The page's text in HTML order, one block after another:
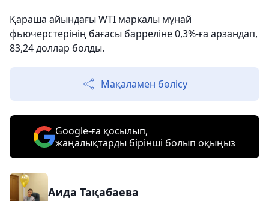
Қараша айындағы WTI маркалы мұнай
фьючерстерінің бағасы барреліне 0,3%-ға арзандап,
83,24 доллар болды.
Мақаламен бөлісу
Google-ға қосылып,
жаңалықтарды бірінші болып оқыңыз
Аида Тақабаева